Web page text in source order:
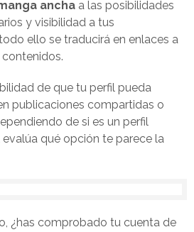
ancha a las posibilidades
y visibilidad a tus
ello se traducirá en enlaces a
de que tu perfil pueda
publicaciones compartidas o
de si es un perfil
qué opción te parece la
¿has comprobado tu cuenta de